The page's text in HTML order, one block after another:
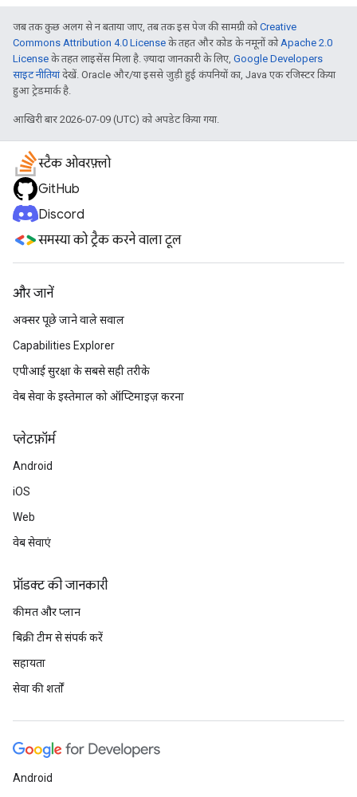
जब तक कुछ अलग से न बताया जाए, तब तक इस पेज की सामग्री कोCreative
Commons Attribution 4.0 License के तहत और कोड के नमूनों को Apache 2.0
License के तहत लाइसेंस मिला है. ज़्यादा जानकारी के लिए, Google Developers
साइट नीतियांदेखें. Oracle और/या इससे जुड़ी हुई कंपनियों का, Java एक रजिस्टर किया
हुआ ट्रेडमार्क है.
आखिरी बार 2026-07-09 (UTC) को अपडेट किया गया.
स्टैक ओवरफ़्लो
GitHub
Discord
समस्या को ट्रैक करने वाला टूल
और जानें
अक्सर पूछे जाने वाले सवाल
Capabilities Explorer
एपीआई सुरक्षा के सबसे सही तरीके
वेब सेवा के इस्तेमाल को ऑप्टिमाइज़ करना
प्‍लेटफ़ॉर्म
Android
iOS
Web
वेब सेवाएं
प्रॉडक्ट की जानकारी
कीमत और प्लान
बिक्री टीम से संपर्क करें
सहायता
सेवा की शर्तों
Android